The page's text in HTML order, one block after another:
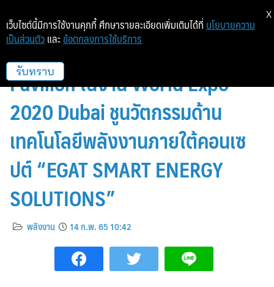
กฟผ. ร่วมออกบูธ Thailand
Pavilion ในงาน World Expo
2020 Dubai ชูนวัตกรรมด้าน
เทคโนโลยีพลังงานภายใต้คอนเซ
ปต์ “EGAT SMART ENERGY
SOLUTIONS”
พลังงาน 14 ก.พ. 65 10:42
เว็บไซต์นี้มีการใช้งานคุกกี้ ศึกษารายละเอียดเพิ่มเติมได้ที่ นโยบายความ
เป็นส่วนตัว และ ข้อตกลงการใช้บริการ
รับทราบ
X